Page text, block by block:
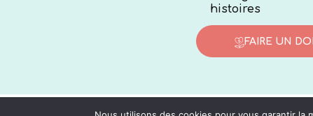
histoires
FAIRE UN